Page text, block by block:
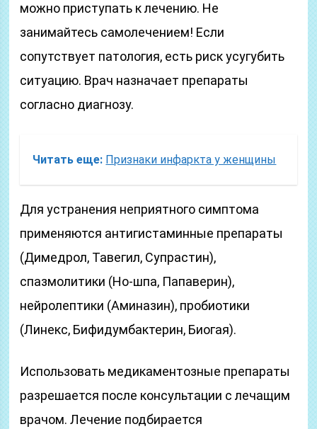
можно приступать к лечению. Не
занимайтесь самолечением! Если
сопутствует патология, есть риск усугубить
ситуацию. Врач назначает препараты
согласно диагнозу.
Читать еще: Признаки инфаркта у женщины
Для устранения неприятного симптома
применяются антигистаминные препараты
(Димедрол, Тавегил, Супрастин),
спазмолитики (Но-шпа, Папаверин),
нейролептики (Аминазин), пробиотики
(Линекс, Бифидумбактерин, Биогая).
Использовать медикаментозные препараты
разрешается после консультации с лечащим
врачом. Лечение подбирается